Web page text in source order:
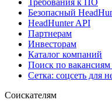
Безопасный
HeadHunter API
Партнерам
Инвесторам
Каталог компаний
Поиск по вакансиям
Сетка: соцсеть для
Соискателям